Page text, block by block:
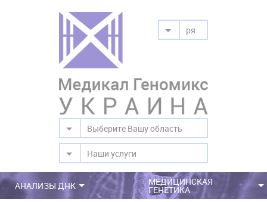
ря
Выберите Вашу область
Наши услуги
АНАЛИЗЫ ДНК МЕДИЦИНСКАЯ
ГЕНЕТИКА